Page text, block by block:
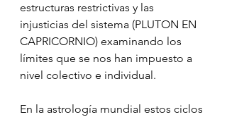
estructuras restrictivas y las
injusticias del sistema (PLUTON EN
CAPRICORNIO) examinando los
límites que se nos han impuesto a
nivel colectivo e individual.
En la astrología mundial estos ciclos